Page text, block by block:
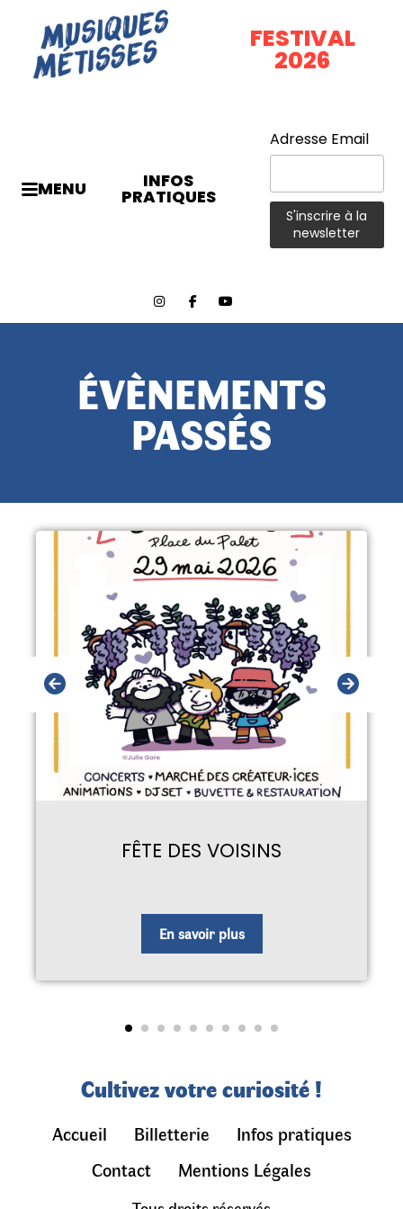
FESTIVAL
2026
MENU INFOS
PRATIQUES
Adresse Email
ÉVÈNEMENTS
PASSÉS
FÊTE DES VOISINS
En savoir plus
Cultivez votre curiosité !
Accueil Billetterie
Infos pratiques
Contact
Mentions Légales